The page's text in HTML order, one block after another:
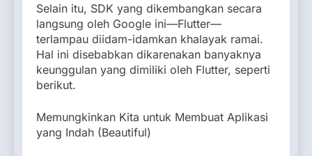
Selain itu, SDK yang dikembangkan secara
langsung oleh Google ini—Flutter—
terlampau diidam-idamkan khalayak ramai.
Hal ini disebabkan dikarenakan banyaknya
keunggulan yang dimiliki oleh Flutter, seperti
berikut.
Memungkinkan Kita untuk Membuat Aplikasi
yang Indah (Beautiful)